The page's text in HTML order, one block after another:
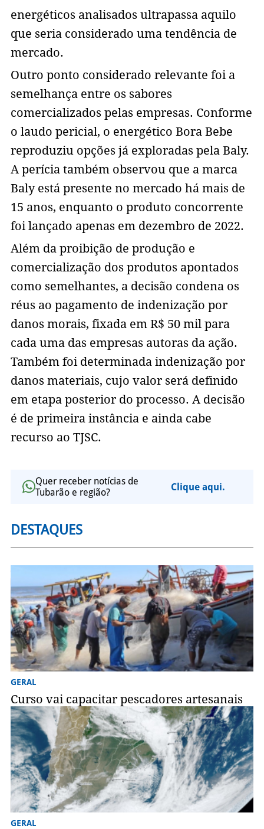
energéticos analisados ultrapassa aquilo
que seria considerado uma tendência de
mercado.
Outro ponto considerado relevante foi a
semelhança entre os sabores
comercializados pelas empresas. Conforme
o laudo pericial, o energético Bora Bebe
reproduziu opções já exploradas pela Baly.
A perícia também observou que a marca
Baly está presente no mercado há mais de
15 anos, enquanto o produto concorrente
foi lançado apenas em dezembro de 2022.
Além da proibição de produção e
comercialização dos produtos apontados
como semelhantes, a decisão condena os
réus ao pagamento de indenização por
danos morais, fixada em R$ 50 mil para
cada uma das empresas autoras da ação.
Também foi determinada indenização por
danos materiais, cujo valor será definido
em etapa posterior do processo. A decisão
é de primeira instância e ainda cabe
recurso ao TJSC.
Quer receber notícias de
Tubarão e região?
Clique aqui.
DESTAQUES
GERAL
Curso vai capacitar pescadores artesanais
GERAL